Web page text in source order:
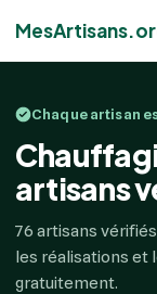
Chaque artisan
artisans
76 artisans
les réalisations et
gratuitement.